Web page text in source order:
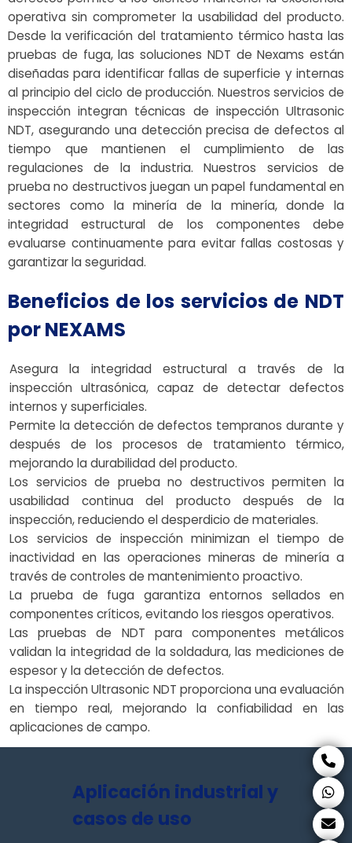
operativa sin comprometer la usabilidad del producto.
Desde la verificación del tratamiento térmico hasta las
pruebas de fuga, las soluciones NDT de Nexams están
diseñadas para identificar fallas de superficie y internas
al principio del ciclo de producción. Nuestros servicios de
inspección integran técnicas de inspección Ultrasonic
NDT, asegurando una detección precisa de defectos al
tiempo que mantienen el cumplimiento de las
regulaciones de la industria. Nuestros servicios de
prueba no destructivos juegan un papel fundamental en
sectores como la minería de la minería, donde la
integridad estructural de los componentes debe
evaluarse continuamente para evitar fallas costosas y
garantizar la seguridad.
Beneficios de los servicios de NDT
por NEXAMS
Asegura la integridad estructural a través de la
inspección ultrasónica, capaz de detectar defectos
internos y superficiales.
Permite la detección de defectos tempranos durante y
después de los procesos de tratamiento térmico,
mejorando la durabilidad del producto.
Los servicios de prueba no destructivos permiten la
usabilidad continua del producto después de la
inspección, reduciendo el desperdicio de materiales.
Los servicios de inspección minimizan el tiempo de
inactividad en las operaciones mineras de minería a
través de controles de mantenimiento proactivo.
La prueba de fuga garantiza entornos sellados en
componentes críticos, evitando los riesgos operativos.
Las pruebas de NDT para componentes metálicos
validan la integridad de la soldadura, las mediciones de
espesor y la detección de defectos.
La inspección Ultrasonic NDT proporciona una evaluación
en tiempo real, mejorando la confiabilidad en las
aplicaciones de campo.
Aplicación industrial y
casos de uso